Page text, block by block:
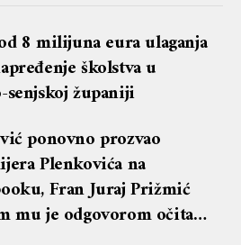
8 milijuna eura ulaganja
školstva u
županiji
ponovno prozvao
Plenkovića na
Fran Juraj Prižmić
mu je odgovorom očitao